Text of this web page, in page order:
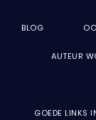
BLOG
AUTEUR
GOEDE LINKS